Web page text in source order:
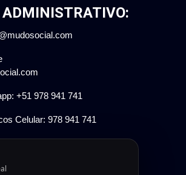
+51 978 941 741
Celular: 978 941 741